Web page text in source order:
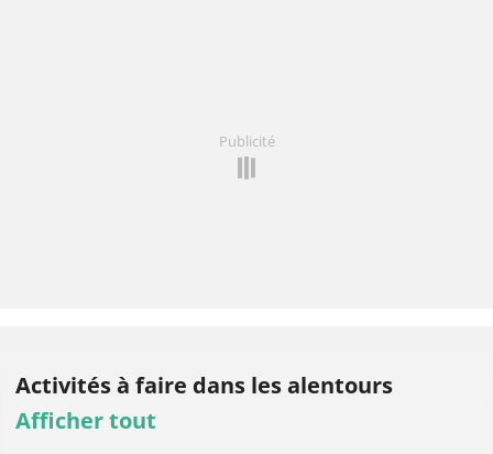
Publicité
Activités à faire dans les alentours
Afficher tout